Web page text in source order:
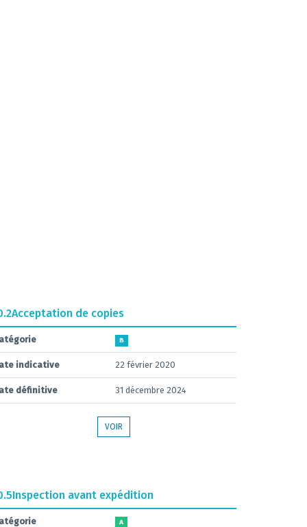
Acceptation de copies
B
indicative 22 février 2020
définitive 31 décembre 2024
VOIR
Inspection avant expédition
A